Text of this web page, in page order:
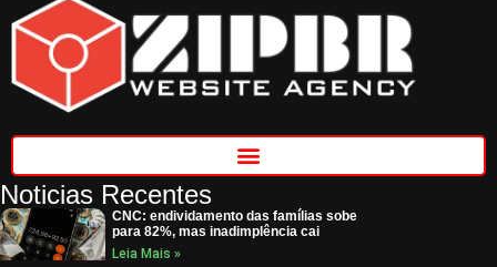
Noticias Recentes
CNC: endividamento das famílias sobe
para 82%, mas inadimplência cai
Leia Mais »